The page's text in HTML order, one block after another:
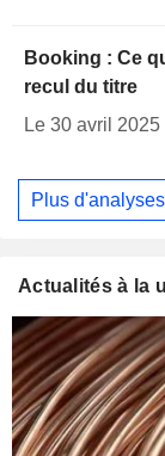
Booking : Ce
recul du titre
Le 30 avril 2025
Plus d'analyses
Actualités à la